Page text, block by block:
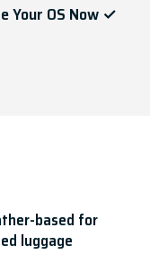
Your OS Now ✓
based for
luggage